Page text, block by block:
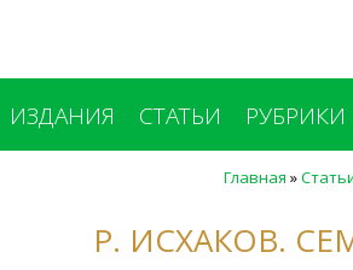
ИЗДАНИЯ СТАТЬИ РУБРИКИ
Главная »
Р. ИСХАКОВ.